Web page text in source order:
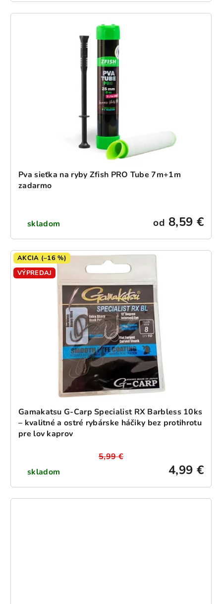
Pva sieťka na ryby Zfish PRO Tube 7m+1m
zadarmo
skladom od 8,59 €
AKCIA (–16 %)
VÝPREDAJ
Gamakatsu G-Carp Specialist RX Barbless 10ks
– kvalitné a ostré rybárske háčiky bez protihrotu
pre lov kaprov
skladom 4,99 €
5,99 €